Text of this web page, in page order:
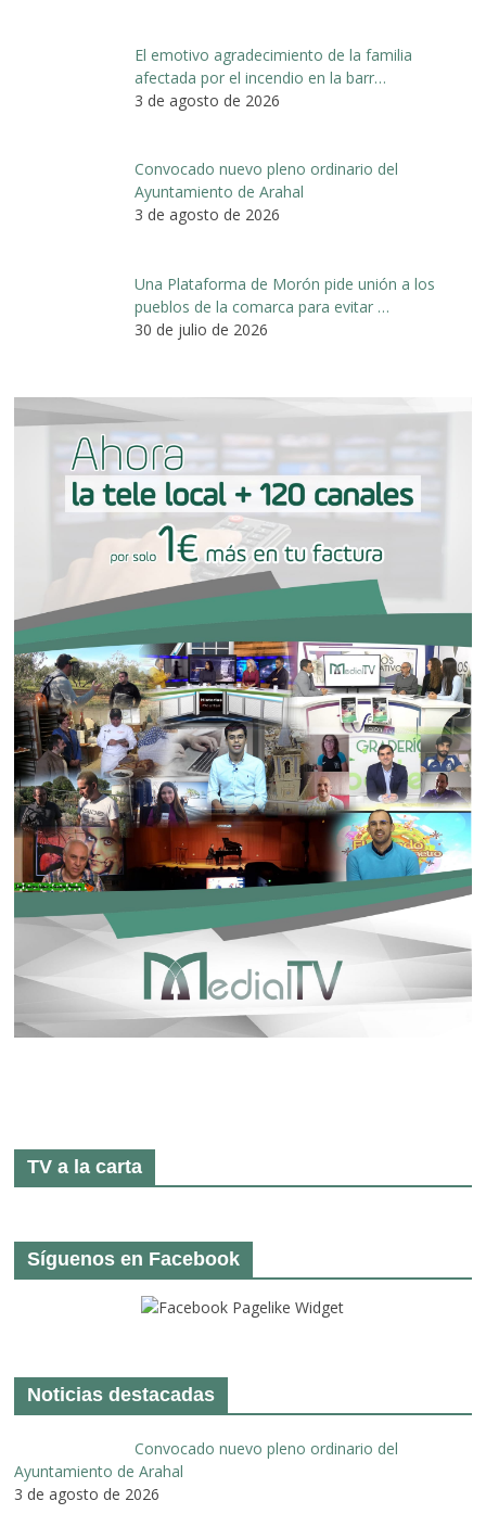
El emotivo agradecimiento de la familia
afectada por el incendio en la barr…
3 de agosto de 2026
Convocado nuevo pleno ordinario del
Ayuntamiento de Arahal
3 de agosto de 2026
Una Plataforma de Morón pide unión a los
pueblos de la comarca para evitar …
30 de julio de 2026
TV a la carta
Síguenos en Facebook
Noticias destacadas
Convocado nuevo pleno ordinario del
Ayuntamiento de Arahal
3 de agosto de 2026